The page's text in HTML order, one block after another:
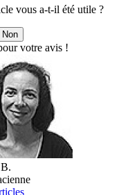
vous a-t-il été utile ?
Non
votre avis !